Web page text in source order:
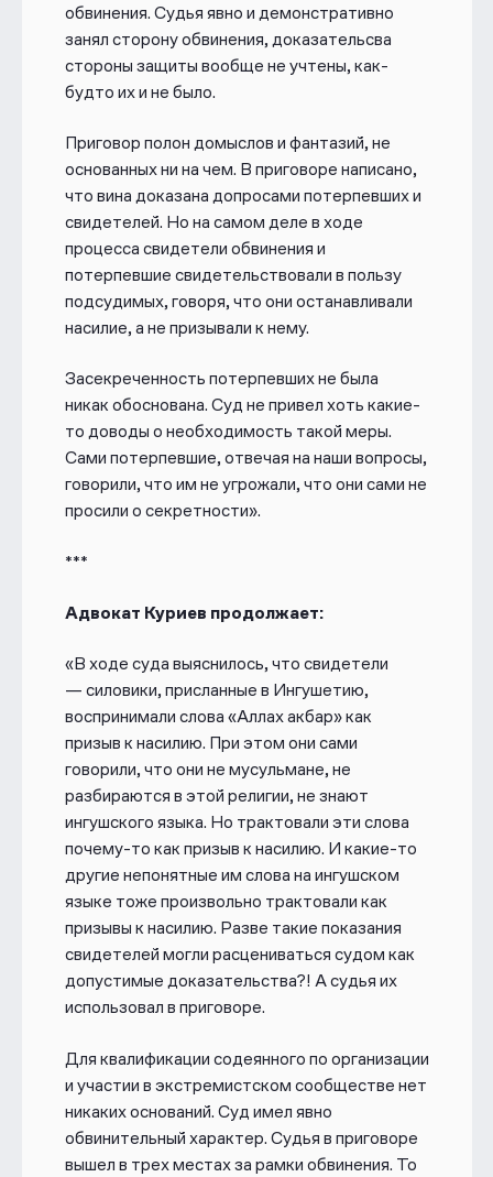
обвинения. Судья явно и демонстративно
занял сторону обвинения, доказательсва
стороны защиты вообще не учтены, как-
будто их и не было.
Приговор полон домыслов и фантазий, не
основанных ни на чем. В приговоре написано,
что вина доказана допросами потерпевших и
свидетелей. Но на самом деле в ходе
процесса свидетели обвинения и
потерпевшие свидетельствовали в пользу
подсудимых, говоря, что они останавливали
насилие, а не призывали к нему.
Засекреченность потерпевших не была
никак обоснована. Суд не привел хоть какие-
то доводы о необходимость такой меры.
Сами потерпевшие, отвечая на наши вопросы,
говорили, что им не угрожали, что они сами не
просили о секретности».
***
Адвокат Куриев продолжает:
«В ходе суда выяснилось, что свидетели
— силовики, присланные в Ингушетию,
воспринимали слова «Аллах акбар» как
призыв к насилию. При этом они сами
говорили, что они не мусульмане, не
разбираются в этой религии, не знают
ингушского языка. Но трактовали эти слова
почему-то как призыв к насилию. И какие-то
другие непонятные им слова на ингушском
языке тоже произвольно трактовали как
призывы к насилию. Разве такие показания
свидетелей могли расцениваться судом как
допустимые доказательства?! А судья их
использовал в приговоре.
Для квалификации содеянного по организации
и участии в экстремистском сообществе нет
никаких оснований. Суд имел явно
обвинительный характер. Судья в приговоре
вышел в трех местах за рамки обвинения. То